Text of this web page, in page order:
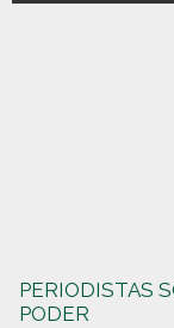
PERIODISTAS
PODER